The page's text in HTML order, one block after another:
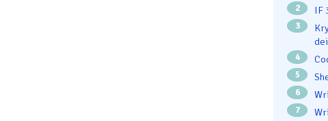
2 IF
3
4
5
6
7